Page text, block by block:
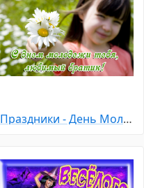
Праздники - День Молодежи